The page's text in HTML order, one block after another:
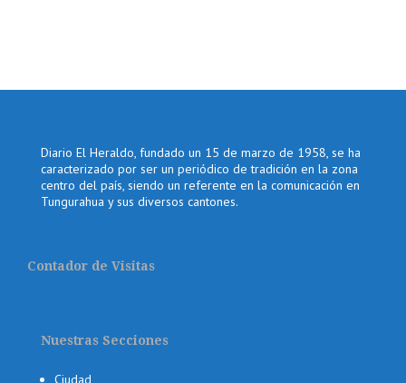
Diario El Heraldo, fundado un 15 de marzo de 1958, se ha
caracterizado por ser un periódico de tradición en la zona
centro del país, siendo un referente en la comunicación en
Tungurahua y sus diversos cantones.
Contador de Visitas
Nuestras Secciones